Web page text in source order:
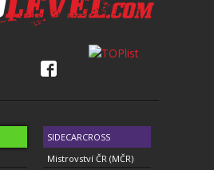
SIDECARCROSS
Mistrovství ČR (MČR)